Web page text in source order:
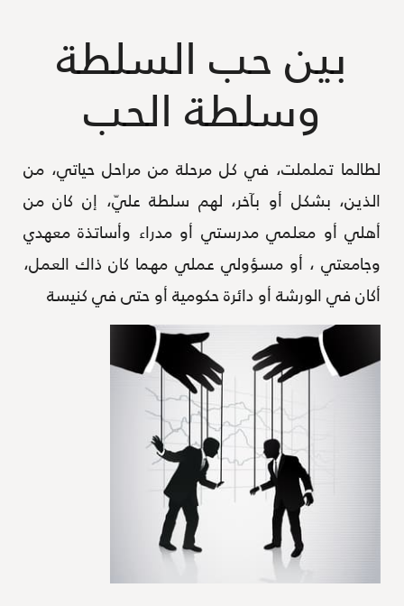
بين حب السلطة
وسلطة الحب
لطالما تململت، في كل مرحلة من مراحل حياتي، من
الذين، بشكل أو بآخر، لهم سلطة عليّ، إن كان من
أهلي أو معلمي مدرستي أو مدراء وأساتذة معهدي
وجامعتي ، أو مسؤولي عملي مهما كان ذاك العمل،
أكان في الورشة أو دائرة حكومية أو حتى في كنيسة